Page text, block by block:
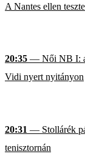
A Nantes ellen
20:35 — Női NB I: a
Vidi nyert nyitányon
20:31 — Stollárék
tenisztornán